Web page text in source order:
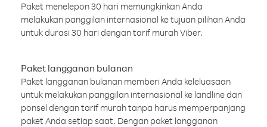
Paket menelepon 30 hari memungkinkan Anda
melakukan panggilan internasional ke tujuan pilihan Anda
untuk durasi 30 hari dengan tarif murah Viber.
Paket langganan bulanan
Paket langganan bulanan memberi Anda keleluasaan
untuk melakukan panggilan internasional ke landline dan
ponsel dengan tarif murah tanpa harus memperpanjang
paket Anda setiap saat. Dengan paket langganan